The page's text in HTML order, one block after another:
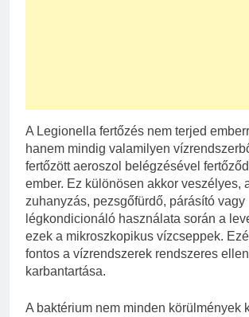
A Legionella fertőzés nem terjed
hanem mindig valamilyen
fertőzött aeroszol belégzésével
ember. Ez különösen akkor veszélyes,
zuhanyzás, pezsgőfürdő, párásító vagy
légkondicionáló használata során a
ezek a mikroszkopikus vízcseppek.
fontos a vízrendszerek rendszeres
karbantartása.
A baktérium nem minden körülmények